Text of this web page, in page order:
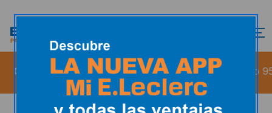
Leclerc Ardoi Zizur Sin Plomo 951.569€/L